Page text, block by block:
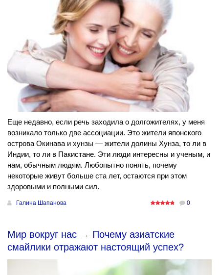
Еще недавно, если речь заходила о долгожителях, у меня
возникало только две ассоциации. Это жители японского
острова Окинава и хунзы — жители долины Хунза, то ли в
Индии, то ли в Пакистане. Эти люди интересны и ученым, и
нам, обычным людям. Любопытно понять, почему
некоторые живут больше ста лет, остаются при этом
здоровыми и полными сил.
Галина Шапанова 0
Мир вокруг нас → Почему азиатские
смайлики отражают настоящий успех?